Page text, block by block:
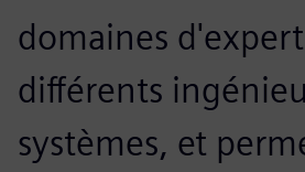
domaines
différents
systèmes, et